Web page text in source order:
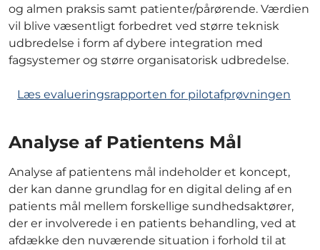
og almen praksis samt patienter/pårørende. Værdien
vil blive væsentligt forbedret ved større teknisk
udbredelse i form af dybere integration med
fagsystemer og større organisatorisk udbredelse.
Læs evalueringsrapporten for pilotafprøvningen
Analyse af Patientens Mål
Analyse af patientens mål indeholder et koncept,
der kan danne grundlag for en digital deling af en
patients mål mellem forskellige sundhedsaktører,
der er involverede i en patients behandling, ved at
afdække den nuværende situation i forhold til at